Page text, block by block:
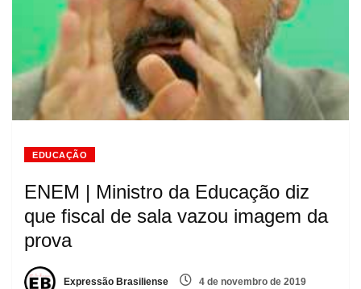
EDUCAÇÃO
ENEM | Ministro da Educação diz
que fiscal de sala vazou imagem da
prova
Expressão Brasiliense 4 de novembro de 2019